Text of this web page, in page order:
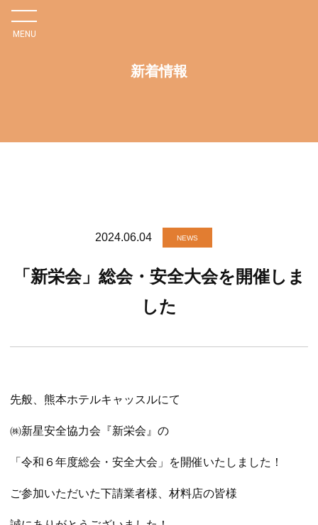
新
星
本
電
新着情報
MENU
2024.06.04 NEWS
「新栄会」総会・安全大会を開催しま
した
先般、熊本ホテルキャッスルにて
㈱新星安全協力会『新栄会』の
「令和６年度総会・安全大会」を開催いたしました！
ご参加いただいた下請業者様、材料店の皆様